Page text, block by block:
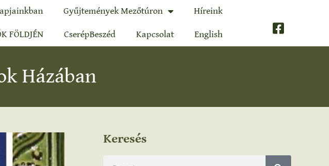
Gyűjtemények Mezőtúron Híreink
FÖLDJÉN CserépBeszéd Kapcsolat English
Házában
Keresés